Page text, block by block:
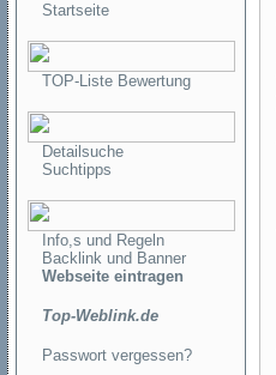
Startseite
TOP-Liste Bewertung
Detailsuche
Suchtipps
Info,s und Regeln
Backlink und Banner
Webseite eintragen
Top-Weblink.de
Passwort vergessen?